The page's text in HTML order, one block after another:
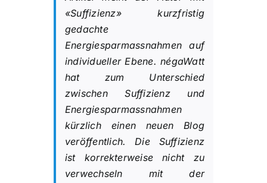
«Suffizienz» kurzfristig
gedachte
Energiesparmassnahmen auf
individueller Ebene. négaWatt
hat zum Unterschied
zwischen Suffizienz und
Energiesparmassnahmen
kürzlich einen neuen Blog
veröffentlich. Die Suffizienz
ist korrekterweise nicht zu
verwechseln mit der